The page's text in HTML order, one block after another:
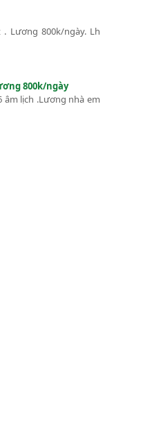
Lương 800k/ngày. Lh
800k/ngày
âm lịch .Lương nhà em